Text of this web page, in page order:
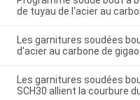
de tuyau de l'acier au
Les garnitures soudées
d'acier au carbone de
Les garnitures soudées
SCH30 allient la courbure